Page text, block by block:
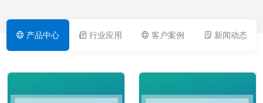
产品中心 行业应用 客户案例 新闻动态